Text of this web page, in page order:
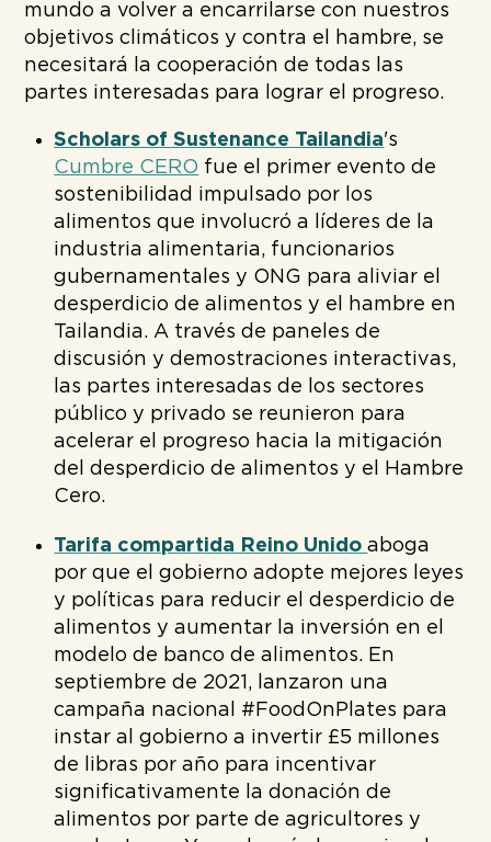
mundo a volver a encarrilarse con nuestros
objetivos climáticos y contra el hambre, se
necesitará la cooperación de todas las
partes interesadas para lograr el progreso.
Scholars of Sustenance Tailandia's
Cumbre CERO fue el primer evento de
sostenibilidad impulsado por los
alimentos que involucró a líderes de la
industria alimentaria, funcionarios
gubernamentales y ONG para aliviar el
desperdicio de alimentos y el hambre en
Tailandia. A través de paneles de
discusión y demostraciones interactivas,
las partes interesadas de los sectores
público y privado se reunieron para
acelerar el progreso hacia la mitigación
del desperdicio de alimentos y el Hambre
Cero.
Tarifa compartida Reino Unidoaboga
por que el gobierno adopte mejores leyes
y políticas para reducir el desperdicio de
alimentos y aumentar la inversión en el
modelo de banco de alimentos. En
septiembre de 2021, lanzaron una
campaña nacional #FoodOnPlates para
instar al gobierno a invertir £5 millones
de libras por año para incentivar
significativamente la donación de
alimentos por parte de agricultores y